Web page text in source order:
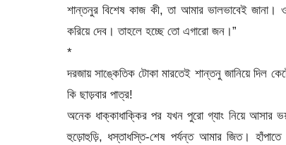
শান্তনুর বিশেষ কাজ কী, তা আমার ভালভাবেই
করিয়ে দেব। তাহলে হচ্ছে তো এগারো জন।”
*
দরজায় সাঙ্কেতিক টোকা মারতেই শান্তনু জানিয়ে দিল
কি ছাড়বার পাত্র!
অনেক ধাক্কাধাক্কির পর যখন পুরো গ্যাং নিয়ে আসার
হুড়োহুড়ি, ধস্তাধস্তি-শেষ পর্যন্ত আমার জিত।